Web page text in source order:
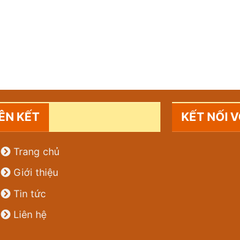
KẾT
Trang chủ
Giới thiệu
Tin tức
Liên hệ
KẾT NỐI